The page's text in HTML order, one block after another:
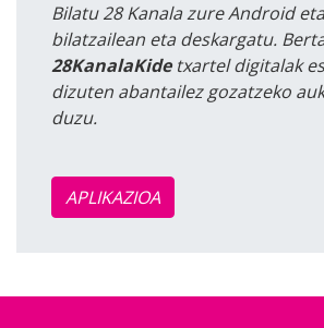
Bilatu 28 Kanala zure Android
bilatzailean eta deskargatu.
28KanalaKidetxartel digitalak
dizuten abantailez gozatzeko
duzu.
APLIKAZIOA